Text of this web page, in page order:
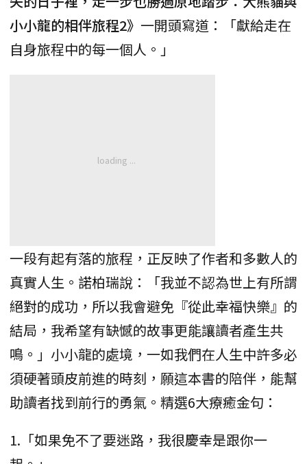
小小龍的相伴旅程2》 一開頭寫道：「獻給走在
自身旅程中的每一個人。」
一段有起有落的旅程，正反映了作者和多數人的
真實人生。諾柏瑞說：「我並不認為世上有所謂
絕對的成功，所以我會避免『從此幸福快樂』的
結局，我希望有缺憾的故事更能讓讀者產生共
鳴。」小小龍的處境，一如我們在人生中許多必
須硬著頭皮前進的時刻，願這本書的陪伴，能幫
助讀者找到前行的勇氣。精選6大療癒金句：
1.「如果免不了要迷路，我很慶幸是跟你一